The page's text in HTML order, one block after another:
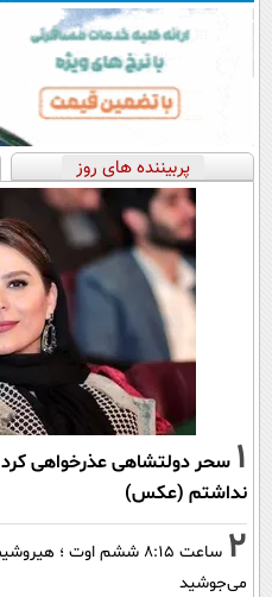
پربیننده های روز
1 سحر دولتشاهی عذرخواهی کرد
نداشتم (عکس)
2
ساعت ۸:۱۵ ششم اوت ؛
می‌جوشید